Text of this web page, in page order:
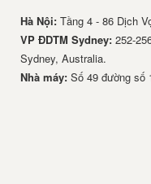
Hà Nội:Tầng 4 - 86 Dịch
VP ĐDTM Sydney: 252-
Sydney, Australia.
Nhà má​y: Số 49 đường số